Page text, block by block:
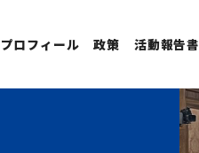
プロフィール 政策 活動報告書